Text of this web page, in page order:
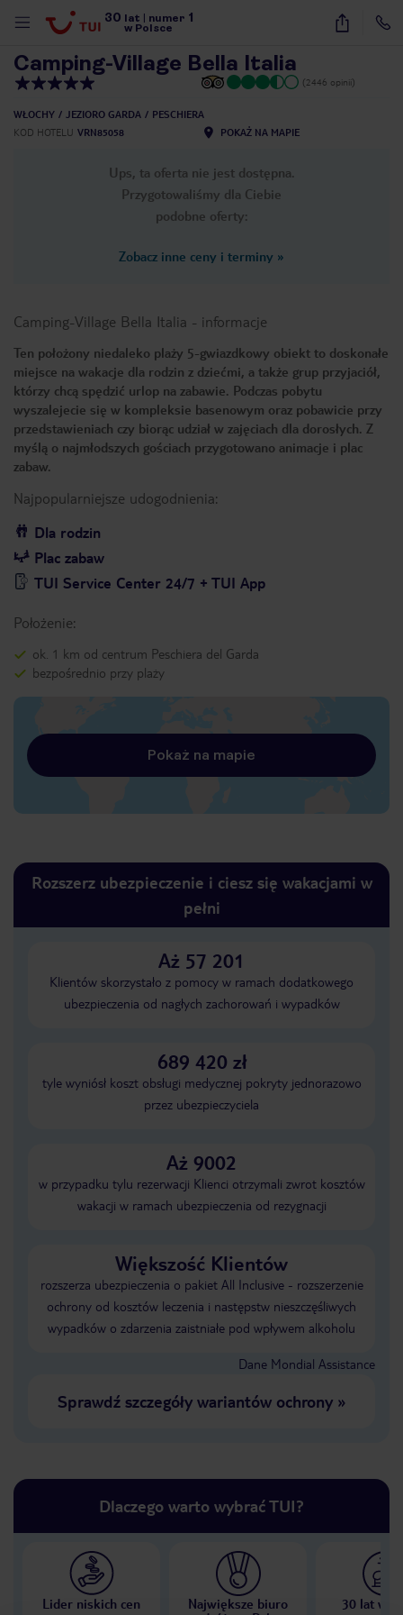
30 lat numer 1
w Polsce
26
Camping-Village Bella Italia
(2446 opinii)
WŁOCHY JEZIORO GARDA
PESCHIERA
KOD HOTELU VRN85058 POKAŻ NA MAPIE
Ups, ta oferta nie jest dostępna.
Przygotowaliśmy dla Ciebie
podobne oferty:
Zobacz inne ceny i terminy »
Camping-Village Bella Italia - informacje
Ten położony niedaleko plaży 5-gwiazdkowy obiekt to doskonałe
miejsce na wakacje dla rodzin z dziećmi, a także grup przyjaciół,
którzy chcą spędzić urlop na zabawie. Podczas pobytu
wyszalejecie się w kompleksie basenowym oraz pobawicie przy
przedstawieniach czy biorąc udział w zajęciach dla dorosłych. Z
myślą o najmłodszych gościach przygotowano animacje i plac
zabaw.
Najpopularniejsze udogodnienia:
Dla rodzin
Plac zabaw
TUI Service Center 24/7 + TUI App
Położenie:
ok. 1 km od centrum Peschiera del Garda
bezpośrednio przy plaży
Pokaż na mapie
Rozszerz ubezpieczenie i ciesz się wakacjami w
pełni
Aż 57 201
Klientów skorzystało z pomocy w ramach dodatkowego
ubezpieczenia od nagłych zachorowań i wypadków
689 420 zł
tyle wyniósł koszt obsługi medycznej pokryty jednorazowo
przez ubezpieczyciela
Aż 9002
w przypadku tylu rezerwacji Klienci otrzymali zwrot kosztów
wakacji w ramach ubezpieczenia od rezygnacji
Większość Klientów
rozszerza ubezpieczenia o pakiet All Inclusive - rozszerzenie
ochrony od kosztów leczenia i następstw nieszczęśliwych
wypadków o zdarzenia zaistniałe pod wpływem alkoholu
Dane Mondial Assistance
Sprawdź szczegóły wariantów ochrony»
Dlaczego warto wybrać TUI?
Lider niskich cen
Największe biuro
30 lat w